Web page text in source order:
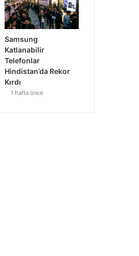
Samsung
Katlanabilir
Telefonlar
Hindistan’da Rekor
Kırdı
1 hafta önce